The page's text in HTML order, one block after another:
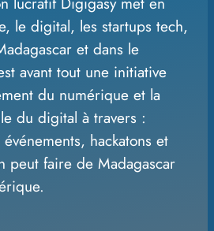
le digital, les startups tech,
et dans le
avant tout une initiative
du numérique et la
du digital à travers :
hackatons et
peut faire de Madagascar